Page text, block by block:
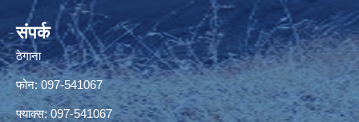
संपर्क
ठेगाना
फोन: 097-541067
फ्याक्स: 097-541067